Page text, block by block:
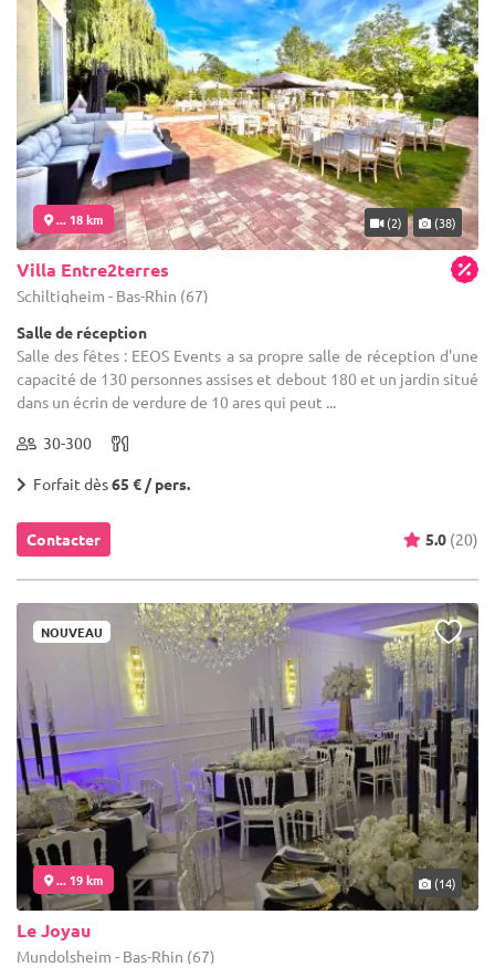
... 18 km (2) (38)
Villa Entre2terres
Schiltigheim - Bas-Rhin (67)
Salle de réception
Salle des fêtes : EEOS Events a sa propre salle de réception d'une
capacité de 130 personnes assises et debout 180 et un jardin situé
dans un écrin de verdure de 10 ares qui peut ...
30-300
Forfait dès65 € / pers.
Contacter 5.0 (20)
NOUVEAU
... 19 km (14)
Le Joyau
Mundolsheim - Bas-Rhin (67)